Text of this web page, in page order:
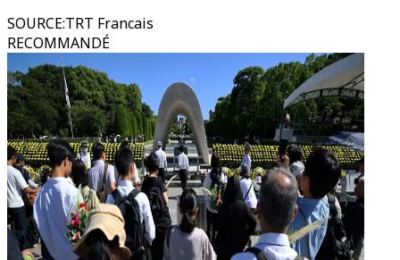
SOURCE:TRT Francais
RECOMMANDÉ